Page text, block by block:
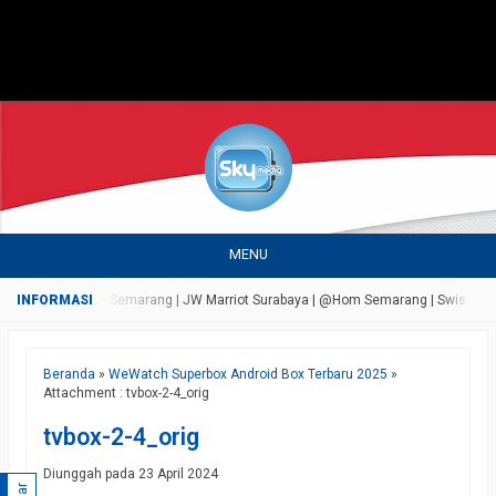
MENU
Bandungan Semarang | JW Marriot Surabaya | @Hom Semarang | Swiss
Beranda » WeWatch Superbox Android Box Terbaru 2025 »
Attachment : tvbox-2-4_orig
tvbox-2-4_orig
Diunggah pada 23 April 2024